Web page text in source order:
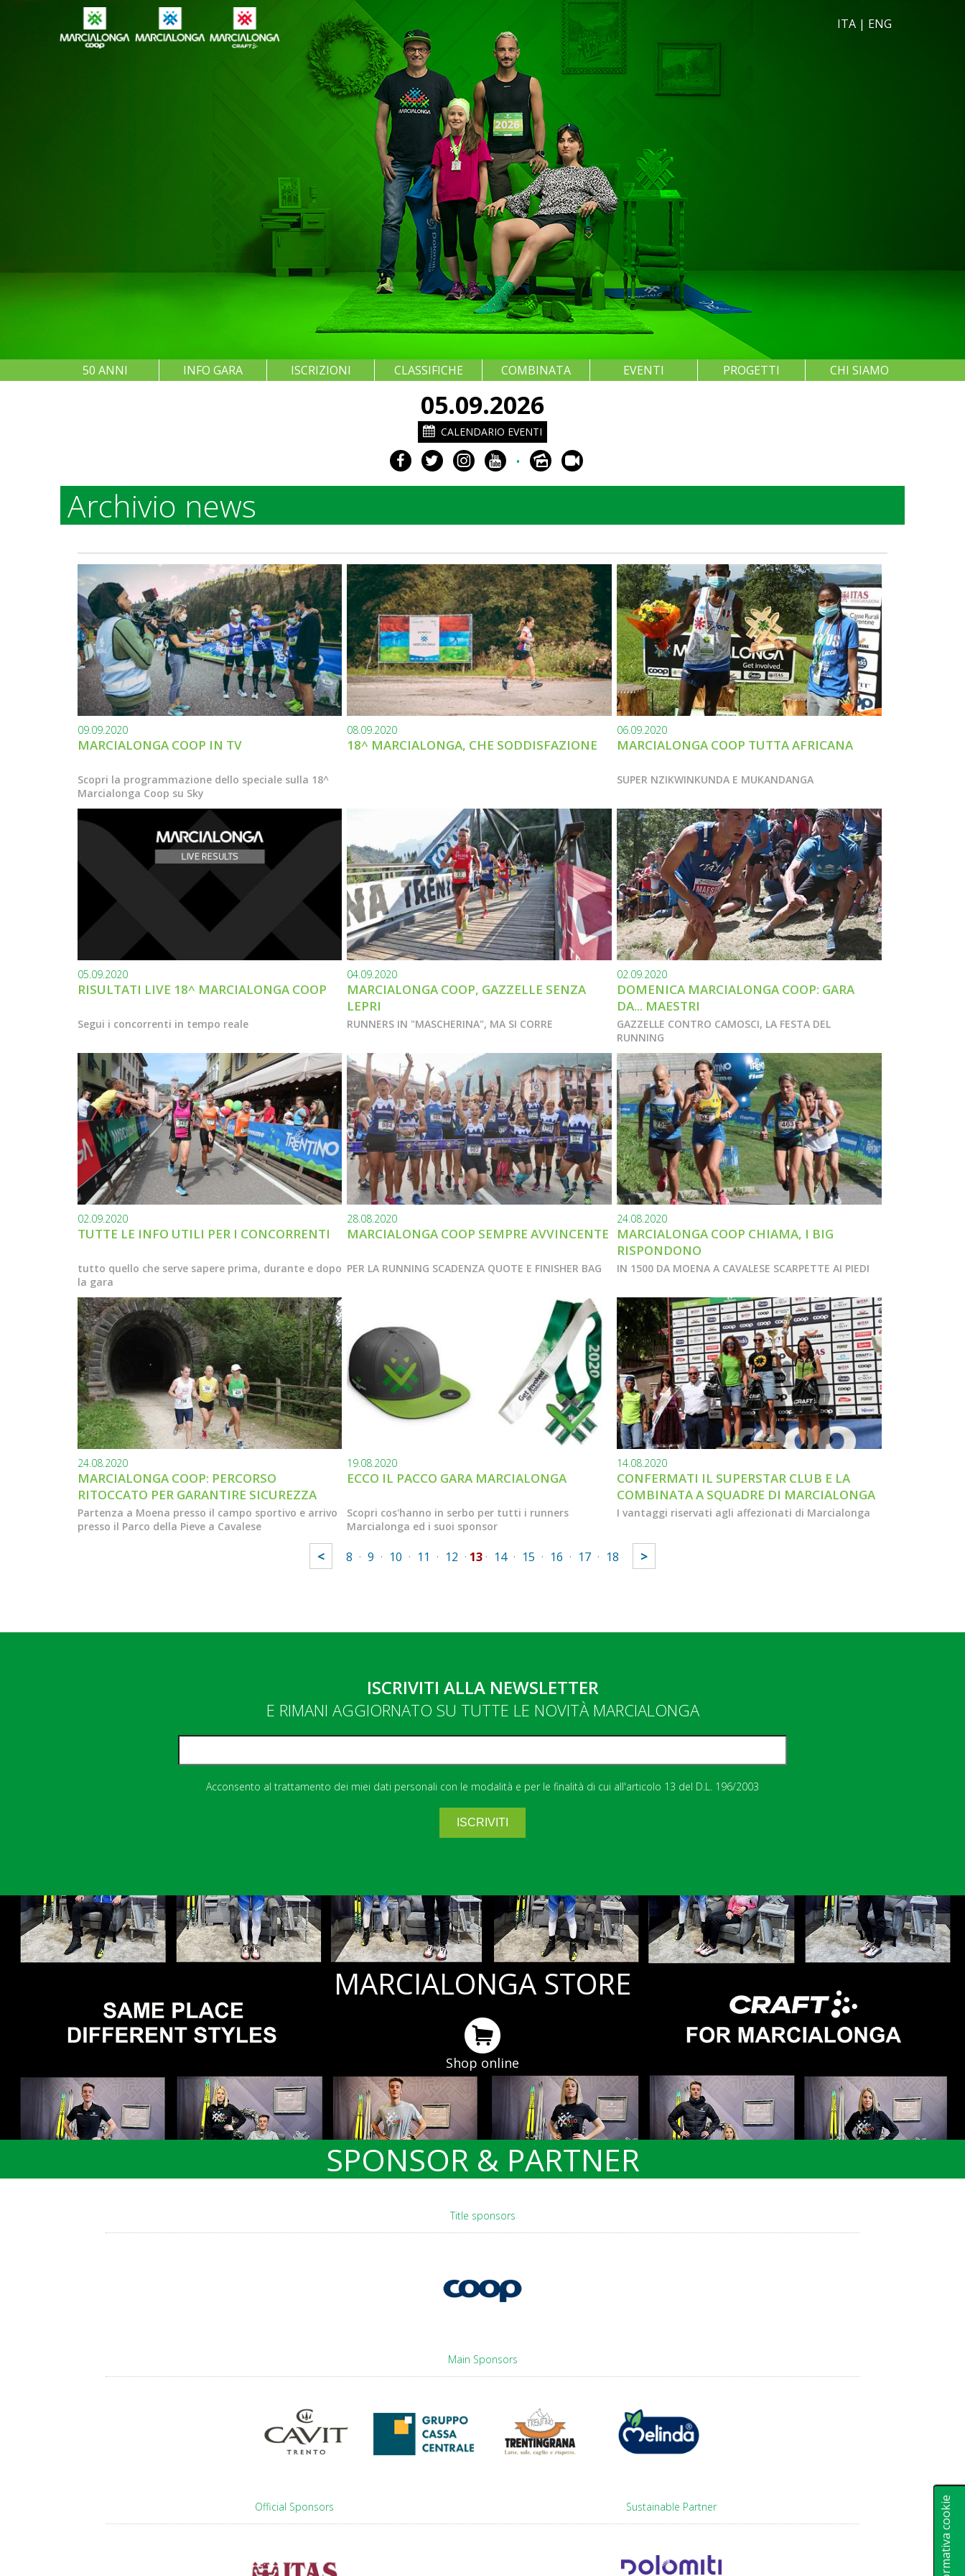
Informativa cookie
ITA | ENG
50 ANNI INFO GARA ISCRIZIONI CLASSIFICHE COMBINATA EVENTI PROGETTI CHI SIAMO
05.09.2026
CALENDARIO EVENTI
•
Archivio news
09.09.2020
MARCIALONGA COOP IN TV
Scopri la programmazione dello speciale sulla 18^
Marcialonga Coop su Sky
08.09.2020
18^ MARCIALONGA, CHE SODDISFAZIONE
06.09.2020
MARCIALONGA COOP TUTTA AFRICANA
SUPER NZIKWINKUNDA E MUKANDANGA
05.09.2020
RISULTATI LIVE 18^ MARCIALONGA COOP
Segui i concorrenti in tempo reale
04.09.2020
MARCIALONGA COOP, GAZZELLE SENZA
LEPRI
RUNNERS IN "MASCHERINA", MA SI CORRE
02.09.2020
DOMENICA MARCIALONGA COOP: GARA
DA... MAESTRI
GAZZELLE CONTRO CAMOSCI, LA FESTA DEL
RUNNING
02.09.2020
TUTTE LE INFO UTILI PER I CONCORRENTI
tutto quello che serve sapere prima, durante e dopo
la gara
28.08.2020
MARCIALONGA COOP SEMPRE AVVINCENTE
PER LA RUNNING SCADENZA QUOTE E FINISHER BAG
24.08.2020
MARCIALONGA COOP CHIAMA, I BIG
RISPONDONO
IN 1500 DA MOENA A CAVALESE SCARPETTE AI PIEDI
24.08.2020
MARCIALONGA COOP: PERCORSO
RITOCCATO PER GARANTIRE SICUREZZA
Partenza a Moena presso il campo sportivo e arrivo
presso il Parco della Pieve a Cavalese
19.08.2020
ECCO IL PACCO GARA MARCIALONGA
Scopri cos'hanno in serbo per tutti i runners
Marcialonga ed i suoi sponsor
14.08.2020
CONFERMATI IL SUPERSTAR CLUB E LA
COMBINATA A SQUADRE DI MARCIALONGA
I vantaggi riservati agli affezionati di Marcialonga
< 8 · 9 · 10 · 11 · 12 · 13· 14 · 15 · 16 · 17 · 18 >
ISCRIVITI ALLA NEWSLETTER
E RIMANI AGGIORNATO SU TUTTE LE NOVITÀ MARCIALONGA
Acconsento al trattamento dei miei dati personali con le modalità e per le finalità di cui all'articolo 13 del D.L. 196/2003
MARCIALONGA STORE
Shop online
SPONSOR & PARTNER
Title sponsors
Main Sponsors
Official Sponsors Sustainable Partner